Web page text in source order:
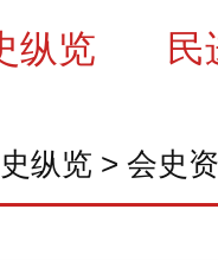
纵览 民
纵览 > 会史